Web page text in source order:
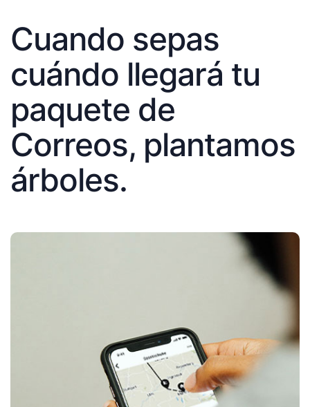
Cuando sepas
cuándo llegará tu
paquete de
Correos, plantamos
árboles.